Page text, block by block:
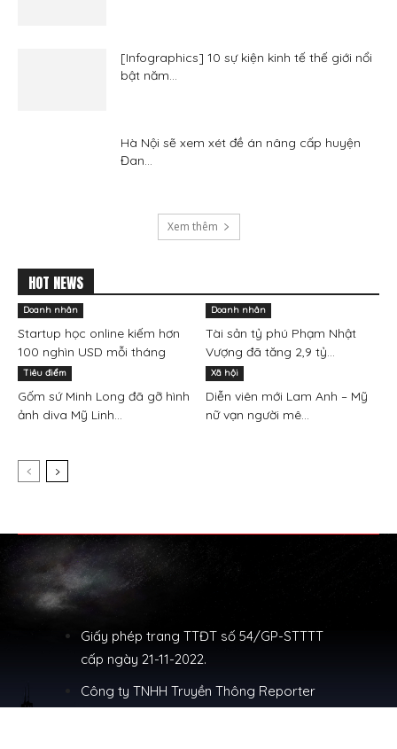
[Infographics] 10 sự kiện kinh tế thế giới nổi
bật năm...
Hà Nội sẽ xem xét đề án nâng cấp huyện
Đan...
Xem thêm
HOT NEWS
Doanh nhân
Startup học online kiếm hơn
100 nghìn USD mỗi tháng
Doanh nhân
Tài sản tỷ phú Phạm Nhật
Vượng đã tăng 2,9 tỷ...
Tiêu điểm
Gốm sứ Minh Long đã gỡ hình
ảnh diva Mỹ Linh...
Xã hội
Diễn viên mới Lam Anh – Mỹ
nữ vạn người mê...
Giấy phép trang TTĐT số 54/GP-STTTT
cấp ngày 21-11-2022.
Công ty TNHH Truyền Thông Reporter